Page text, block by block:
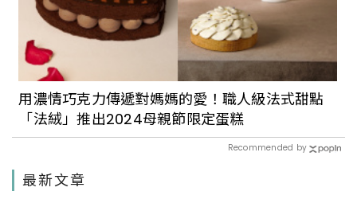
用濃情巧克力傳遞對媽媽的愛！職人級法式甜點
「法絨」推出2024母親節限定蛋糕
Recommended by
最新文章